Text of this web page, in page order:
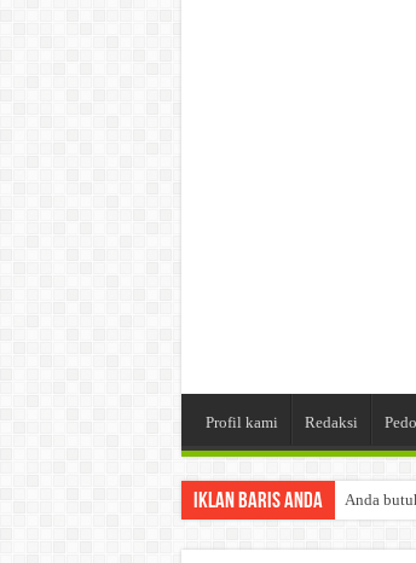
Profil kami Redaksi
Iklan Baris Anda Anda